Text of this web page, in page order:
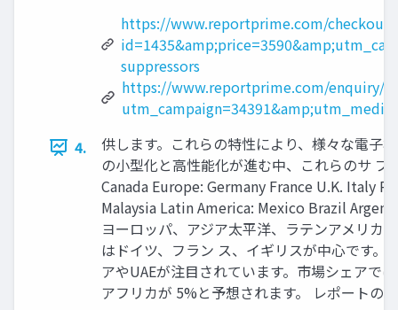
https://www.reportprime.com/checkout?
suppressors
https://www.reportprime.com/enquiry/
4.
供します。これらの特性により、様々な電子
の小型化と高性能化が進む中、これらのサ
Canada Europe: Germany France U.K. Italy
Malaysia Latin America: Mexico Brazil
ヨーロッパ、アジア太平洋、ラテンアメリカ
はドイツ、フラン ス、イギリスが中心です
アやUAEが注目されています。市場シェアで
アフリカが 5%と予想されます。 レポート